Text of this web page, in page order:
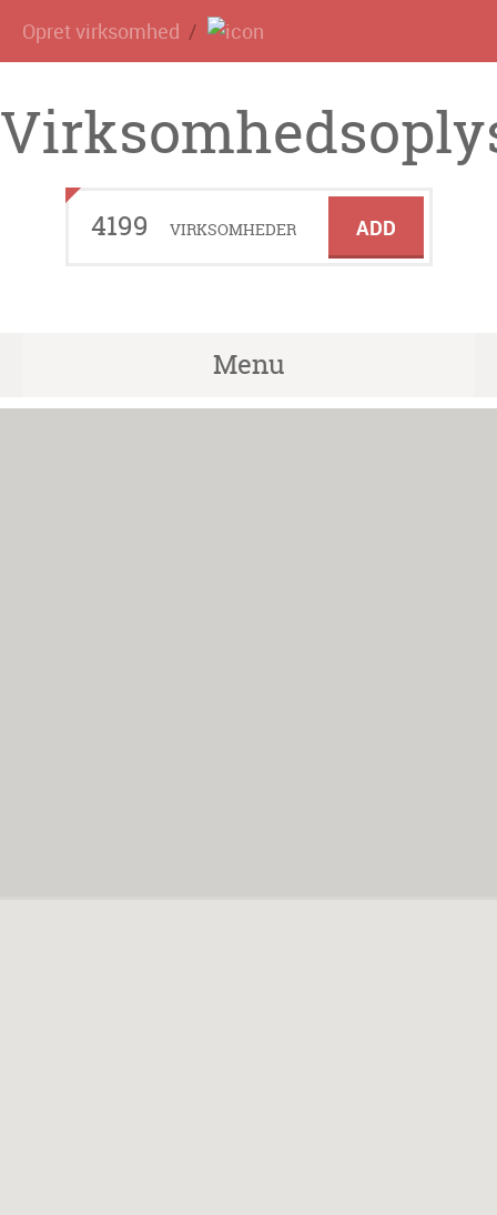
Opret virksomhed
4199 VIRKSOMHEDER ADD
Menu